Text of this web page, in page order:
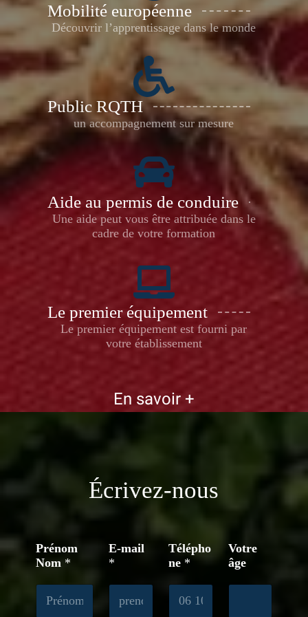
Mobilité européenne
Découvrir l’apprentissage dans le monde
Public RQTH
un accompagnement sur mesure
Aide au permis de conduire
Une aide peut vous être attribuée dans le
cadre de votre formation
Le premier équipement
Le premier équipement est fourni par
votre établissement
En savoir +
Écrivez-nous
Prénom
Nom *
E-mail
*
Télépho
ne *
Votre
âge